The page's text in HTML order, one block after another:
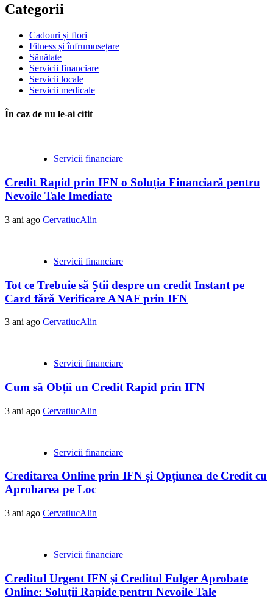
Categorii
Cadouri și flori
Fitness și înfrumusețare
Sănătate
Servicii financiare
Servicii locale
Servicii medicale
În caz de nu le-ai citit
Servicii financiare
Credit Rapid prin IFN o Soluția Financiară pentru
Nevoile Tale Imediate
3 ani ago CervatiucAlin
Servicii financiare
Tot ce Trebuie să Știi despre un credit Instant pe
Card fără Verificare ANAF prin IFN
3 ani ago CervatiucAlin
Servicii financiare
Cum să Obții un Credit Rapid prin IFN
3 ani ago CervatiucAlin
Servicii financiare
Creditarea Online prin IFN și Opțiunea de Credit cu
Aprobarea pe Loc
3 ani ago CervatiucAlin
Servicii financiare
Creditul Urgent IFN și Creditul Fulger Aprobate
Online: Soluții Rapide pentru Nevoile Tale